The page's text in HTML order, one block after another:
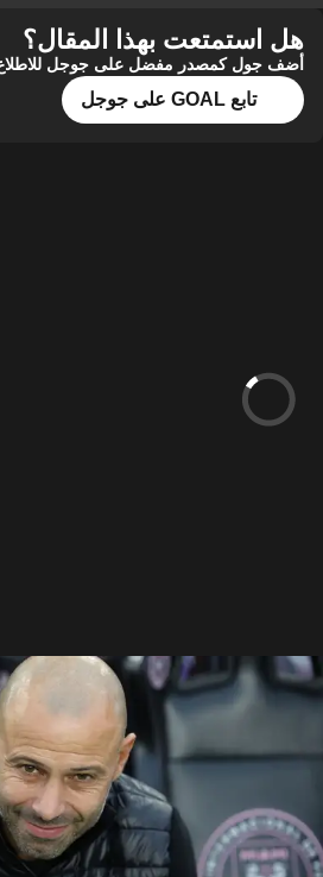
هل استمتعت بهذا المقال؟
أضف جول كمصدر مفضل على جوجل للاطلاع
تابع GOAL على جوجل